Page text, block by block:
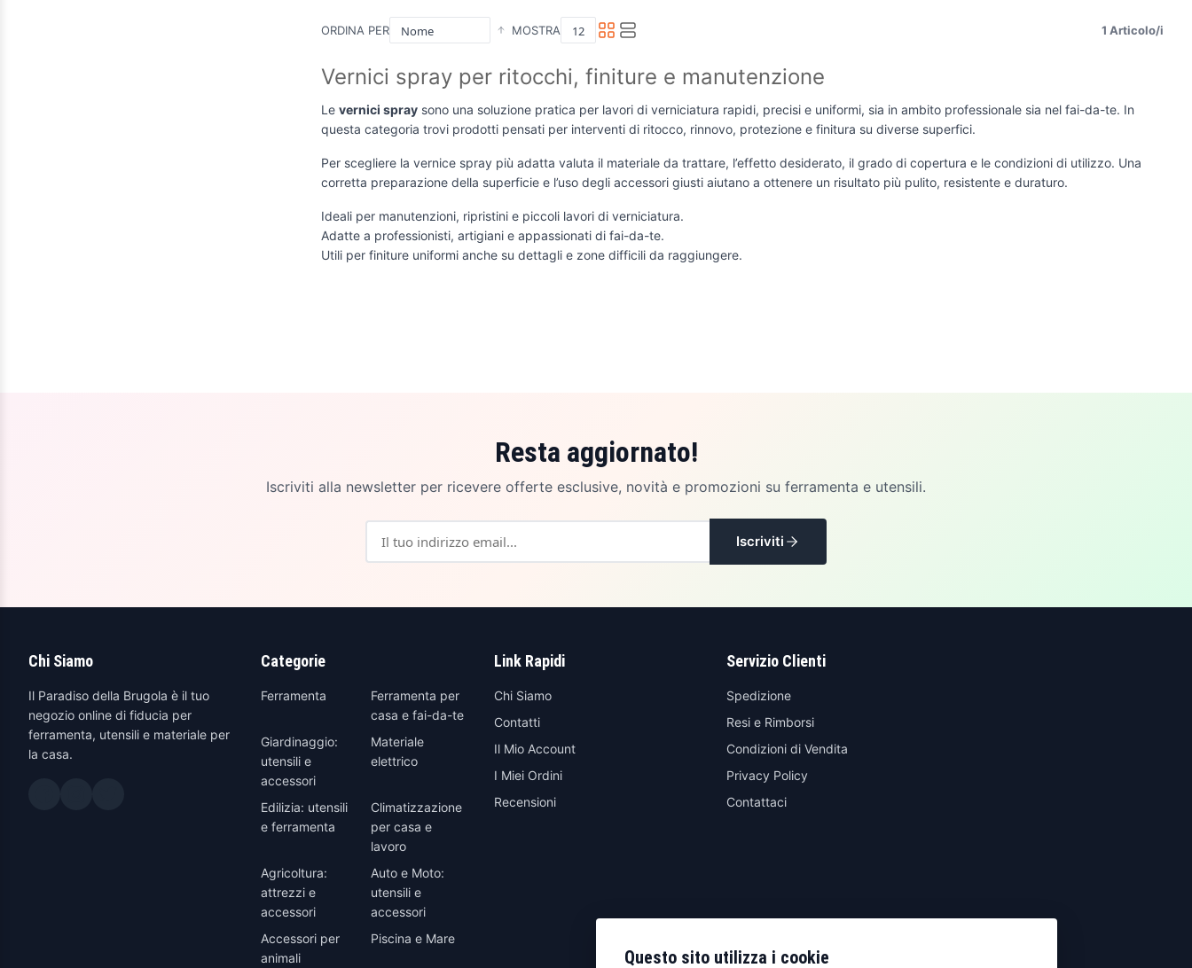
ORDINA PER MOSTRA 1 Articolo/i
Vernici spray per ritocchi, finiture e manutenzione
Le vernici spray sono una soluzione pratica per lavori di verniciatura rapidi, precisi e uniformi, sia in ambito professionale sia nel fai-da-te. In
questa categoria trovi prodotti pensati per interventi di ritocco, rinnovo, protezione e finitura su diverse superfici.
Per scegliere la vernice spray più adatta valuta il materiale da trattare, l’effetto desiderato, il grado di copertura e le condizioni di utilizzo. Una
corretta preparazione della superficie e l’uso degli accessori giusti aiutano a ottenere un risultato più pulito, resistente e duraturo.
Ideali per manutenzioni, ripristini e piccoli lavori di verniciatura.
Adatte a professionisti, artigiani e appassionati di fai-da-te.
Utili per finiture uniformi anche su dettagli e zone difficili da raggiungere.
Resta aggiornato!
Iscriviti alla newsletter per ricevere offerte esclusive, novità e promozioni su ferramenta e utensili.
Iscriviti
Chi Siamo
Il Paradiso della Brugola è il tuo
negozio online di fiducia per
ferramenta, utensili e materiale per
la casa.
Categorie
Ferramenta
Ferramenta per
casa e fai-da-te
Giardinaggio:
utensili e
accessori
Materiale
elettrico
Edilizia: utensili
e ferramenta
Climatizzazione
per casa e
lavoro
Agricoltura:
attrezzi e
accessori
Auto e Moto:
utensili e
accessori
Accessori per
animali
Piscina e Mare
Link Rapidi
Chi Siamo
Contatti
Il Mio Account
I Miei Ordini
Recensioni
Servizio Clienti
Spedizione
Resi e Rimborsi
Condizioni di Vendita
Privacy Policy
Contattaci
Questo sito utilizza i cookie